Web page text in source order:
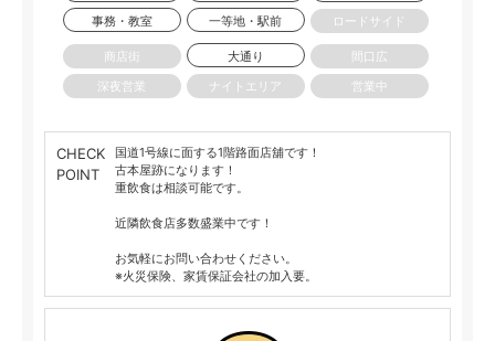
事務・教室
一等地・駅前 ロードサイド
商店街 大通り
間口広
深夜営業
ナイトエリア 営業中
CHECK
POINT
国道1号線に面する1階路面店舖です！
古本屋跡になります！
重飲食は相談可能です。
近隣飲食店多数盛業中です！
お気軽にお問い合わせください。
※火災保険、家賃保証会社の加入要。